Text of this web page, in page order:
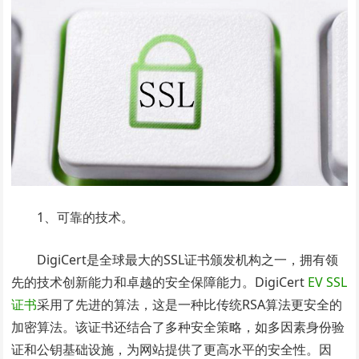
1、可靠的技术。
DigiCert是全球最大的SSL证书颁发机构之一，拥有领
先的技术创新能力和卓越的安全保障能力。DigiCert EV SSL
证书采用了先进的算法，这是一种比传统RSA算法更安全的
加密算法。该证书还结合了多种安全策略，如多因素身份验
证和公钥基础设施，为网站提供了更高水平的安全性。因